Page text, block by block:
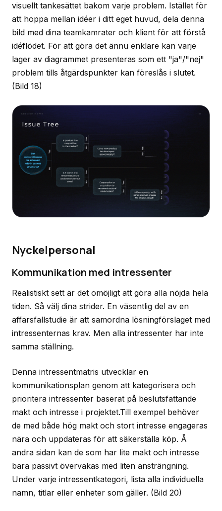
visuellt tankesättet bakom varje problem. Istället för
att hoppa mellan idéer i ditt eget huvud, dela denna
bild med dina teamkamrater och klient för att förstå
idéflödet. För att göra det ännu enklare kan varje
lager av diagrammet presenteras som ett "ja"/"nej"
problem tills åtgärdspunkter kan föreslås i slutet.
(Bild 18)
Nyckelpersonal
Kommunikation med intressenter
Realistiskt sett är det omöjligt att göra alla nöjda hela
tiden. Så välj dina strider. En väsentlig del av en
affärsfallstudie är att samordna lösningförslaget med
intressenternas krav. Men alla intressenter har inte
samma ställning.
Denna intressentmatris utvecklar en
kommunikationsplan genom att kategorisera och
prioritera intressenter baserat på beslutsfattande
makt och intresse i projektet.Till exempel behöver
de med både hög makt och stort intresse engageras
nära och uppdateras för att säkerställa köp. Å
andra sidan kan de som har lite makt och intresse
bara passivt övervakas med liten ansträngning.
Under varje intressentkategori, lista alla individuella
namn, titlar eller enheter som gäller. (Bild 20)